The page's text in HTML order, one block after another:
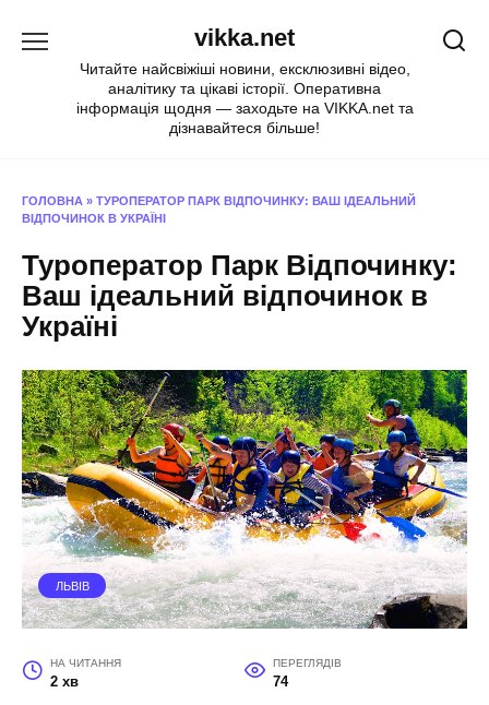
vikka.net
Читайте найсвіжіші новини, ексклюзивні відео,
аналітику та цікаві історії. Оперативна
інформація щодня — заходьте на VIKKA.net та
дізнавайтеся більше!
ГОЛОВНА » ТУРОПЕРАТОР ПАРК ВІДПОЧИНКУ: ВАШ ІДЕАЛЬНИЙ
ВІДПОЧИНОК В УКРАЇНІ
Туроператор Парк Відпочинку:
Ваш ідеальний відпочинок в
Україні
ЛЬВІВ
НА ЧИТАННЯ
2 хв
ПЕРЕГЛЯДІВ
74